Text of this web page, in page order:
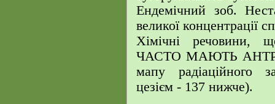
Ендемічний зоб.
великої концентрації
Хімічні
ЧАСТО МАЮТЬ
мапу радіаційного
цезієм - 137 нижче).